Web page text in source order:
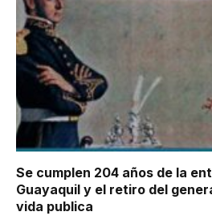
Se cumplen 204 años de la
Guayaquil y el retiro del
vida publica